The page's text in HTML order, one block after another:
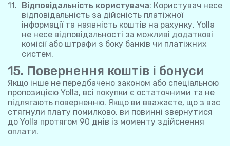
Відповідальність користувача: Користувач несе
відповідальність за дійсність платіжної
інформації та наявність коштів на рахунку. Yolla
не несе відповідальності за можливі додаткові
комісії або штрафи з боку банків чи платіжних
систем.
15. Повернення коштів і бонуси
Якщо інше не передбачено законом або спеціальною
пропозицією Yolla, всі покупки є остаточними та не
підлягають поверненню. Якщо ви вважаєте, що з вас
стягнули плату помилково, ви повинні звернутися
до Yolla протягом 90 днів із моменту здійснення
оплати.